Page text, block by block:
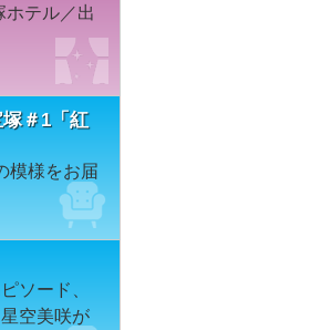
テル／出
＃1「紅
模様をお届
ソード、
空美咲が